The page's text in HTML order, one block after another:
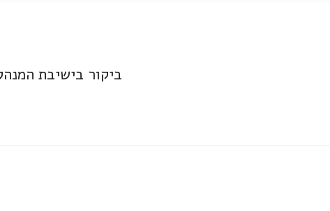
ביקור בישיבת